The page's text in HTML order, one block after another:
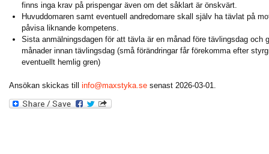
finns inga krav på prispengar även om det såklart är önskvärt.
Huvuddomaren samt eventuell andredomare skall själv ha tävlat på
påvisa liknande kompetens.
Sista anmälningsdagen för att tävla är en månad före tävlingsdag och
månader innan tävlingsdag (små förändringar får förekomma efter
eventuellt hemlig gren)
Ansökan skickas till info@maxstyka.se senast 2026-03-01.